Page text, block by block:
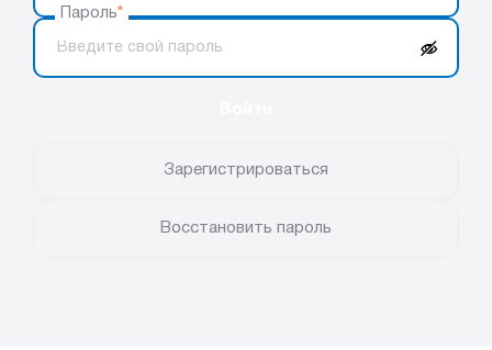
Пароль*
Зарегистрироваться
Восстановить пароль